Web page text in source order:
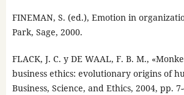
FINEMAN, S. (ed.), Emotion in
Park, Sage, 2000.
FLACK, J. C. y DE WAAL, F. B. M.,
business ethics: evolutionary origins of
Business, Science, and Ethics, 2004, pp.